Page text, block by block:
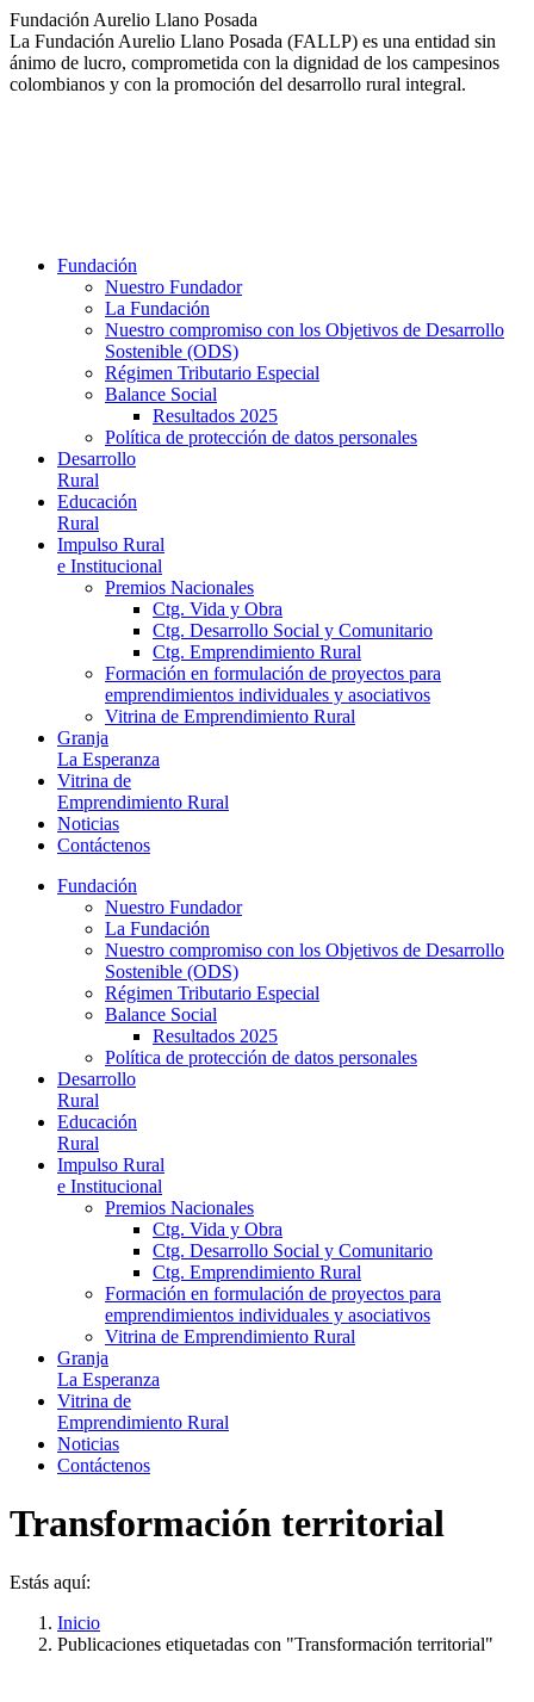
Saltar
al
contenido
Fundación Aurelio Llano Posada
La Fundación Aurelio Llano Posada (FALLP) es una entidad sin
ánimo de lucro, comprometida con la dignidad de los campesinos
colombianos y con la promoción del desarrollo rural integral.
Fundación
Nuestro Fundador
La Fundación
Nuestro compromiso con los Objetivos de Desarrollo
Sostenible (ODS)
Régimen Tributario Especial
Balance Social
Resultados 2025
Política de protección de datos personales
Desarrollo
Rural
Educación
Rural
Impulso Rural
e Institucional
Premios Nacionales
Ctg. Vida y Obra
Ctg. Desarrollo Social y Comunitario
Ctg. Emprendimiento Rural
Formación en formulación de proyectos para
emprendimientos individuales y asociativos
Vitrina de Emprendimiento Rural
Granja
La Esperanza
Vitrina de
Emprendimiento Rural
Noticias
Contáctenos
Fundación
Nuestro Fundador
La Fundación
Nuestro compromiso con los Objetivos de Desarrollo
Sostenible (ODS)
Régimen Tributario Especial
Balance Social
Resultados 2025
Política de protección de datos personales
Desarrollo
Rural
Educación
Rural
Impulso Rural
e Institucional
Premios Nacionales
Ctg. Vida y Obra
Ctg. Desarrollo Social y Comunitario
Ctg. Emprendimiento Rural
Formación en formulación de proyectos para
emprendimientos individuales y asociativos
Vitrina de Emprendimiento Rural
Granja
La Esperanza
Vitrina de
Emprendimiento Rural
Noticias
Contáctenos
Transformación territorial
Estás aquí:
Inicio
Publicaciones etiquetadas con "Transformación territorial"